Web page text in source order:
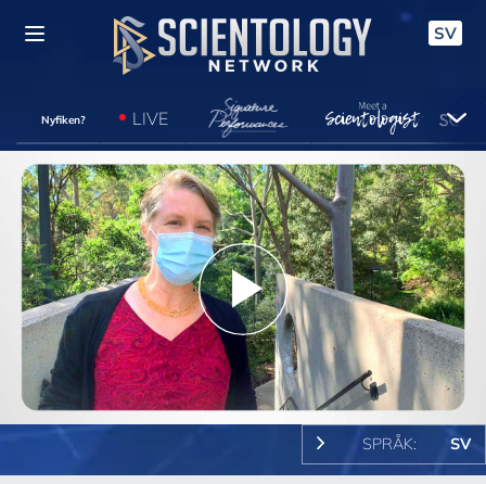
SV
Nyfiken? LIVE
Play
Video
SPRÅK: SV